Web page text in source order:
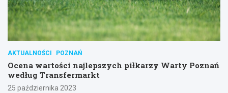
AKTUALNOŚCI POZNAŃ
Ocena wartości najlepszych piłkarzy Warty Poznań
według Transfermarkt
25 października 2023